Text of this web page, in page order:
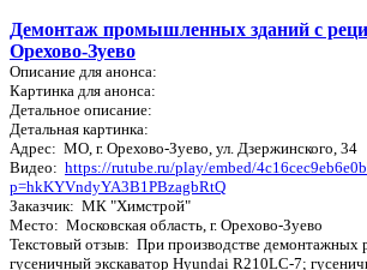
Демонтаж промышленных зданий с
Орехово-Зуево
Описание для анонса:
Картинка для анонса:
Детальное описание:
Детальная картинка:
Адрес: МО, г. Орехово-Зуево, ул. Дзержинского, 34
Видео: https://rutube.ru/play/embed/
p=hkKYVndyYA3B1PBzagbRtQ
Заказчик: МК "Химстрой"
Место: Московская область, г. Орехово-Зуево
Текстовый отзыв: При производстве демонтажных
гусеничный экскаватор Hyundai R210LC-7;